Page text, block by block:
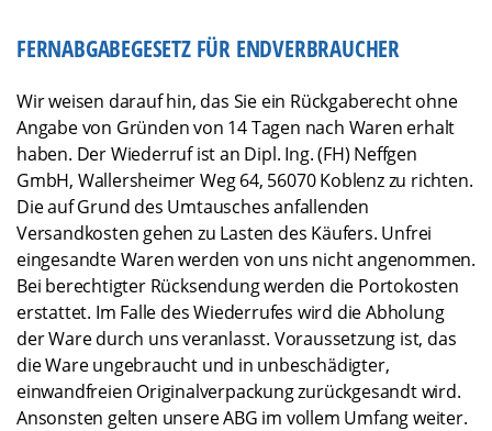
FERNABGABEGESETZ FÜR ENDVERBRAUCHER
Wir weisen darauf hin, das Sie ein Rückgaberecht ohne
Angabe von Gründen von 14 Tagen nach Waren erhalt
haben. Der Wiederruf ist an Dipl. Ing. (FH) Neffgen
GmbH, Wallersheimer Weg 64, 56070 Koblenz zu richten.
Die auf Grund des Umtausches anfallenden
Versandkosten gehen zu Lasten des Käufers. Unfrei
eingesandte Waren werden von uns nicht angenommen.
Bei berechtigter Rücksendung werden die Portokosten
erstattet. Im Falle des Wiederrufes wird die Abholung
der Ware durch uns veranlasst. Voraussetzung ist, das
die Ware ungebraucht und in unbeschädigter,
einwandfreien Originalverpackung zurückgesandt wird.
Ansonsten gelten unsere ABG im vollem Umfang weiter.